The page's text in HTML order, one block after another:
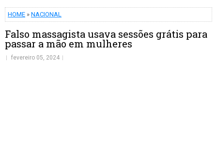
HOME » NACIONAL
Falso massagista usava sessões grátis para
passar a mão em mulheres
fevereiro 05, 2024